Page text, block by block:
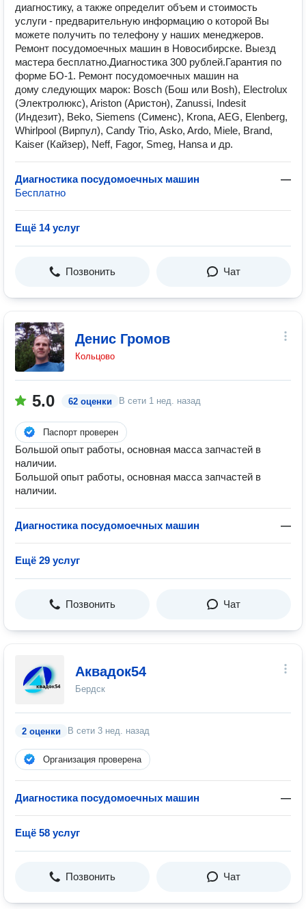
диагностику, а также определит объем и стоимость
услуги - предварительную информацию о которой Вы
можете получить по телефону у наших менеджеров.
Ремонт посудомоечных машин в Новосибирске. Выезд
мастера бесплатно.Диагностика 300 рублей.Гарантия по
форме БО-1. Ремонт посудомоечных машин на
дому следующих марок: Bosch (Бош или Bosh), Electrolux
(Электролюкс), Ariston (Аристон), Zanussi, Indesit
(Индезит), Beko, Siemens (Сименс), Krona, AEG, Elenberg,
Whirlpool (Вирпул), Candy Trio, Asko, Ardo, Miele, Brand,
Kaiser (Кайзер), Neff, Fagor, Smeg, Hansa и др.
Диагностика посудомоечных машин
—
Бесплатно
Ещё 14 услуг
Позвонить Чат
Денис Громов
Кольцово
5.0 62 оценки В сети 1 нед. назад
Паспорт проверен
Большой опыт работы, основная масса запчастей в
наличии.
Большой опыт работы, основная масса запчастей в
наличии.
Диагностика посудомоечных машин —
Ещё 29 услуг
Позвонить Чат
Аквадок54
Бердск
2 оценки В сети 3 нед. назад
Организация проверена
Диагностика посудомоечных машин —
Ещё 58 услуг
Позвонить Чат